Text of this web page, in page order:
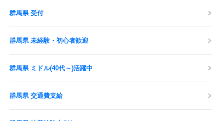
群馬県 受付
群馬県 未経験・初心者歓迎
群馬県 ミドル(40代～)活躍中
群馬県 交通費支給